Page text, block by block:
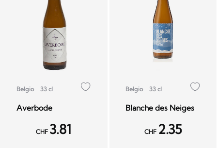
Belgio 33 cl
Averbode
CHF 3.81
Belgio 33 cl
Blanche des Neiges
CHF 2.35